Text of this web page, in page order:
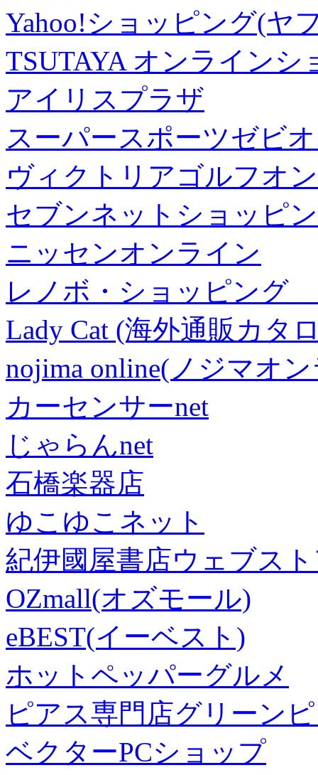
Yahoo!ショッピング(ヤ
TSUTAYA オンラインシ
アイリスプラザ
スーパースポーツゼビ
ヴィクトリアゴルフオ
セブンネットショッピ
ニッセンオンライン
レノボ・ショッピング
Lady Cat (海外通販カタ
nojima online(ノジマオ
カーセンサーnet
じゃらんnet
石橋楽器店
ゆこゆこネット
紀伊國屋書店ウェブス
OZmall(オズモール)
eBEST(イーベスト)
ホットペッパーグルメ
ピアス専門店グリーン
ベクターPCショップ